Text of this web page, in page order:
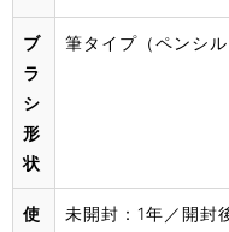
ブ
ラ
シ
形
状
筆タイプ（ペンシル
使
未開封：1年／開封